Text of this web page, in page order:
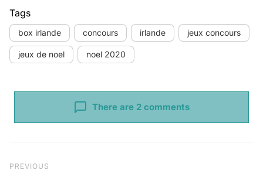
Tags
box irlande concours irlande jeux concours
jeux de noel noel 2020
There are 2 comments
Previous Post
PREVIOUS